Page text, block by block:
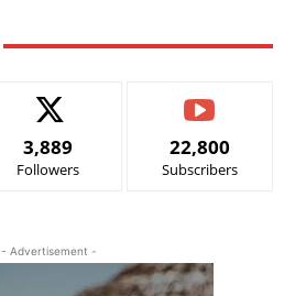
3,889
Followers
22,800
Subscribers
- Advertisement -